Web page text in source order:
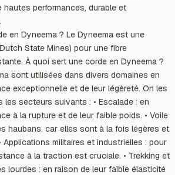
hautes performances, durable et
en Dyneema ? Le Dyneema est une
State Mines) pour une fibre
À quoi sert une corde en Dyneema ?
sont utilisées dans divers domaines en
exceptionnelle et de leur légèreté. On les
secteurs suivants : • Escalade : en
à la rupture et de leur faible poids. • Voile
haubans, car elles sont à la fois légères et
Applications militaires et industrielles : pour
à la traction est cruciale. • Trekking et
lourdes : en raison de leur faible élasticité